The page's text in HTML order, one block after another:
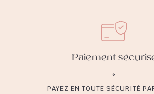
Paiement
PAYEZ EN TOUTE SÉCURITÉ